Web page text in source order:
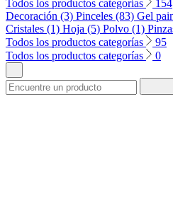
Todos los productos categorías
154
Decoración (3) Pinceles (83) Gel
Cristales (1) Hoja (5) Polvo (1)
Todos los productos categorías
95
Todos los productos categorías
0